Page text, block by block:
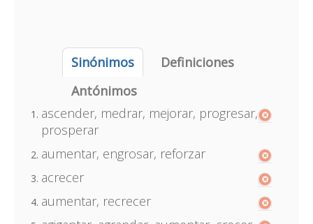
Sinónimos
Definiciones
Antónimos
ascender, medrar, mejorar, progresar,
prosperar
aumentar, engrosar, reforzar
acrecer
aumentar, recrecer